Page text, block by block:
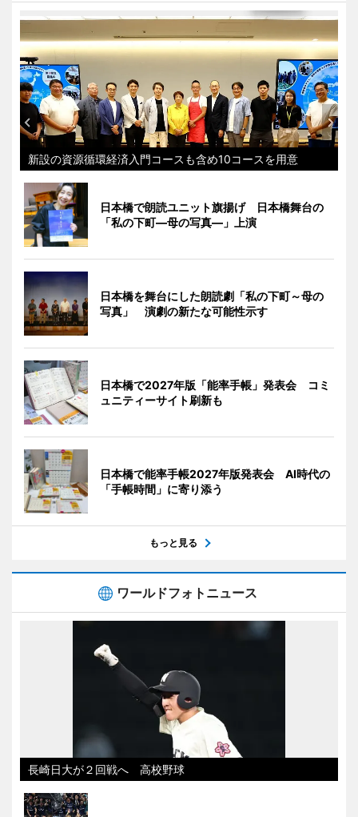
新設の資源循環経済入門コースも含め10コースを用意
日本橋で朗読ユニット旗揚げ 日本橋舞台の
「私の下町―母の写真―」上演
日本橋を舞台にした朗読劇「私の下町～母の
写真」 演劇の新たな可能性示す
日本橋で2027年版「能率手帳」発表会 コミ
ュニティーサイト刷新も
日本橋で能率手帳2027年版発表会 AI時代の
「手帳時間」に寄り添う
もっと見る
ワールドフォトニュース
長崎日大が２回戦へ 高校野球